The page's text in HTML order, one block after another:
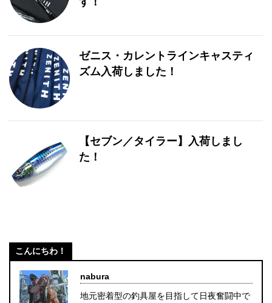
ゼニス・カレントラインキャスティ
ズム入荷しました！
【セブン／タイラー】入荷しまし
た！
こんにちわ！
nabura
地元密着型の釣具屋を目指して日夜奮闘中で